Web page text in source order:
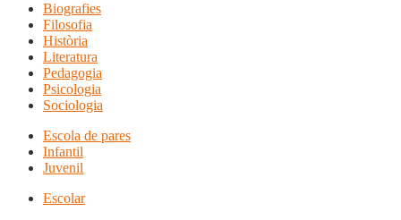
Biografies
Filosofia
Història
Literatura
Pedagogia
Psicologia
Sociologia
Escola de pares
Infantil
Juvenil
Escolar